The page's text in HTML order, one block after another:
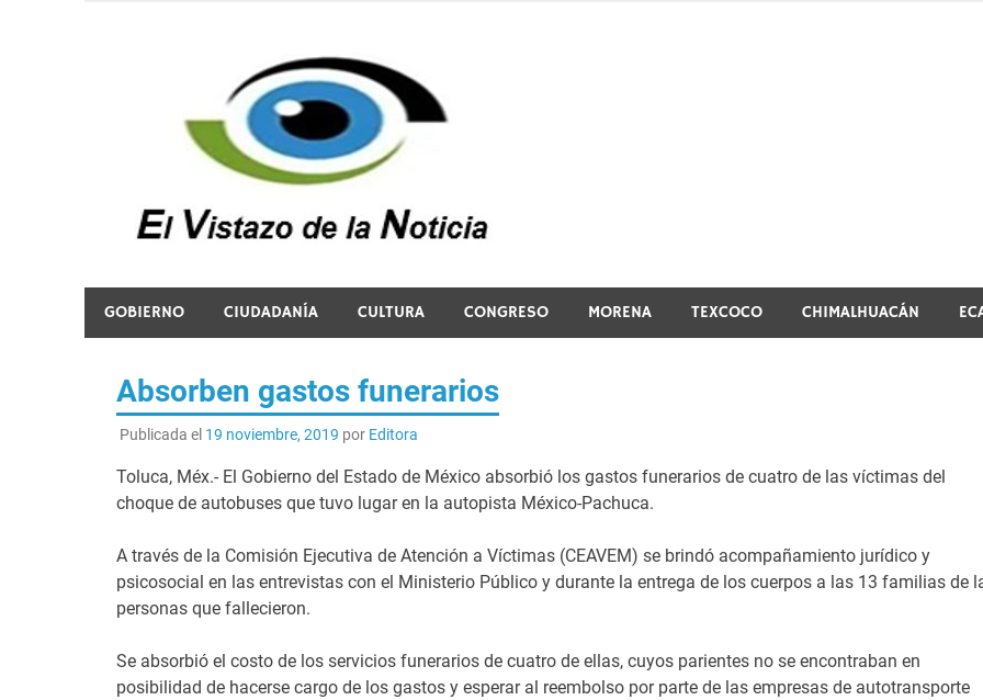
GOBIERNO CIUDADANÍA CULTURA CONGRESO MORENA TEXCOCO CHIMALHUACÁN
Absorben gastos funerarios
Publicada el 19 noviembre, 2019 por Editora
Toluca, Méx.- El Gobierno del Estado de México absorbió los gastos funerarios de cuatro de las víctimas del
choque de autobuses que tuvo lugar en la autopista México-Pachuca.
A través de la Comisión Ejecutiva de Atención a Víctimas (CEAVEM) se brindó acompañamiento jurídico y
psicosocial en las entrevistas con el Ministerio Público y durante la entrega de los cuerpos a las 13 familias de
personas que fallecieron.
Se absorbió el costo de los servicios funerarios de cuatro de ellas, cuyos parientes no se encontraban en
posibilidad de hacerse cargo de los gastos y esperar al reembolso por parte de las empresas de autotransporte